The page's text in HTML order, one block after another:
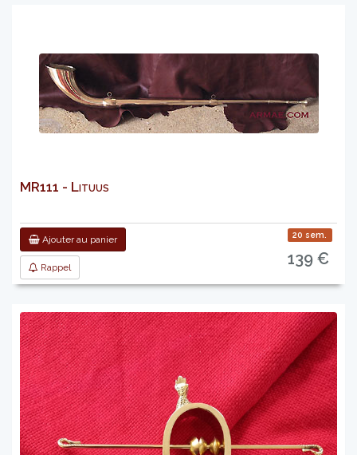
MR111 - Lituus
Ajouter au panier
Rappel
20 sem.
139 €